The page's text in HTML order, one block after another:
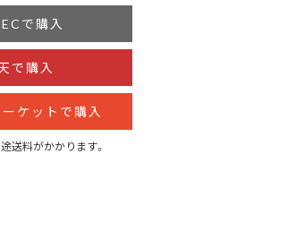
で購入
で購入
ケットで購入
送料がかかります。